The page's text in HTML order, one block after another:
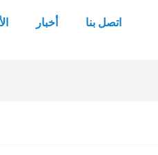
أخبار اتصل بنا